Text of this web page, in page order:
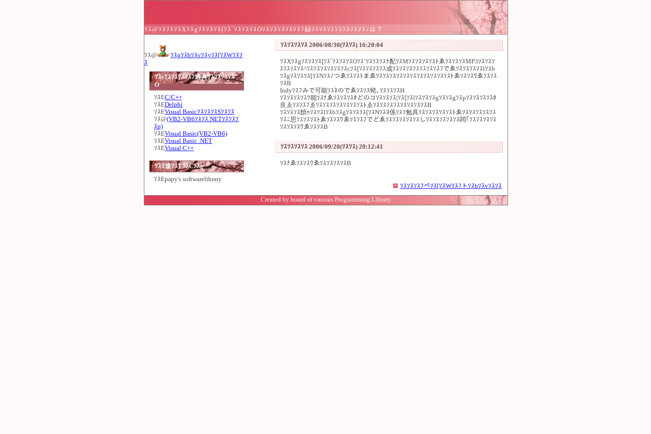
ｿｽ@ｿｽｿｽｿｽXｿｽgｿｽｿｽｿｽ[ｿｽ‾ｿｽｿｽｿｽOｿｽｿｽｿｽｿｽｿｽﾌ録ｿｽｿｽｿｽｿｽｿｽｿｽｿｽﾉは？
ｿｽ@
ｿｽgｿｽbｿｽvｿｽyｿｽ[ｿｽWｿｽｿ
ｽ
ｿｽeｿｽｿｽｿｽｿｽﾌ過具ｿｽｿｽｿｽｿｽ
O
ｿｽEC/C++
ｿｽEDelphi
ｿｽEVisual BasicｿｽｿｽｿｽSｿｽｿｽ
ｿｽ@(VB2-VB6ｿｽｿｽ.NETｿｽｿｽｿ
ｽp)
ｿｽEVisual Basic(VB2-VB6)
ｿｽEVisual Basic .NET
ｿｽEVisual C++
ｿｽﾖ連ｿｽTｿｽCｿｽg
ｿｽEpapy's softwarelibrary
ｿｽｿｽｿｽｿｽ 2006/08/30(ｿｽｿｽ) 16:20:04
ｿｽXｿｽgｿｽｿｽｿｽ[ｿｽ‾ｿｽｿｽｿｽOｿｽ`ｿｽｿｽｿｽﾅ配ｿｽMｿｽｿｽｿｽｿｽﾄゑｿｽｿｽｿｽMP3ｿｽｿｽｿ
ｽｿｽｿｽｿｽ^ｿｽｿｽｿｽｿｽｿｽｿｽcｿｽ[ｿｽｿｽｿｽｿｽ成ｿｽｿｽｿｽｿｽｿｽｿｽｿｽﾌでゑｿｽｿｽｿｽｿｽlｿｽb
ｿｽgｿｽｿｽｿｽ[ｿｽNｿｽﾉつゑｿｽｿｽﾄまゑｿｽｿｽｿｽｿｽｿｽｿｽｿｽｿｽｿｽｿｽｿｽﾄゑｿｽｿｽﾜゑｿｽｿｽ
ｿｽB
Indyｿｽﾌみで可能ｿｽﾈのでゑｿｽｿｽ蛯､ｿｽｿｽｿｽH
ｿｽｿｽｿｽｿｽﾂ能ｿｽﾅゑｿｽｿｽｿｽﾎどのコｿｽｿｽｿｽ|ｿｽ[ｿｽlｿｽｿｽｿｽgｿｽｿｽgｿｽpｿｽｿｽｿｽｿｽﾎ
良ゑｿｽｿｽﾌゑｿｽｿｽｿｽｿｽｿｽｿｽｿｽﾄゑｿｽｿｽｿｽｿｽｿｽｿｽｿｽｿｽB
ｿｽｿｽｿｽ黷ｩｿｽｿｽlｿｽbｿｽgｿｽｿｽｿｽ[ｿｽNｿｽﾖ係ｿｽﾌ勉具ｿｽｿｽｿｽｿｽｿｽﾄゑｿｽｿｽｿｽｿｽｿｽ
ｿｽﾆ思ｿｽｿｽｿｽﾄゑｿｽｿｽﾜゑｿｽｿｽﾌでどゑｿｽｿｽｿｽｿｽｿｽしｿｽｿｽｿｽｿｽｿｽ閧｢ｿｽｿｽｿｽｿｽ
ｿｽｿｽｿｽﾜゑｿｽｿｽB
ｿｽｿｽｿｽｿｽ 2006/09/20(ｿｽｿｽ) 20:12:41
ｿｽﾅゑｿｽｿｽﾜゑｿｽｿｽｿｽｿｽB
ｿｽｿｽｿｽﾌペｿｽ[ｿｽWｿｽﾌトｿｽbｿｽvｿｽｿｽ
Created by board of various Programming Library.